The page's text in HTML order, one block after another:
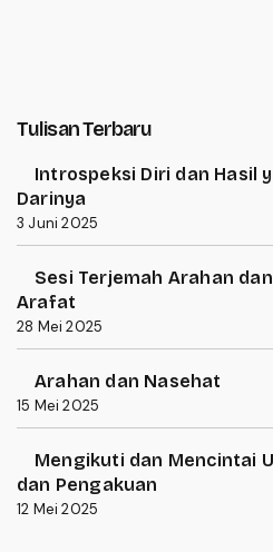
Tulisan Terbaru
Introspeksi Diri dan Hasil
Darinya
3 Juni 2025
Sesi Terjemah Arahan
Arafat
28 Mei 2025
Arahan dan Nasehat
15 Mei 2025
Mengikuti dan Mencintai
dan Pengakuan
12 Mei 2025